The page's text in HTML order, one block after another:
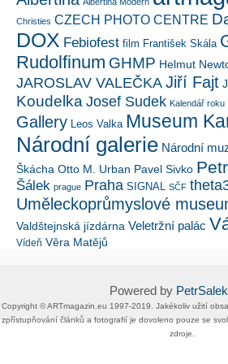
Christies CZECH PHOTO CENTRE
DOX Febiofest film František Skála
Rudolfinum GHMP Helmut
JAROSLAV VALEČKA Jiří Fajt
Koudelka Josef Sudek Kalendář roku
Gallery Leos Valka Museum
Národní galerie Národní
Škácha Otto M. Urban Pavel Sivko
Šálek prague Praha SIGNAL SČF
Uměleckoprůmyslové
Valdštejnská jízdárna Veletržní palác
Vídeň Věra Matějů
Powered by
Copyright ©​ ​​ARTmagazin.eu ​1997-2019​.​ Jakékoliv užití
zpřístupňování článků a fotografií je dovoleno pouze se
zdroje.